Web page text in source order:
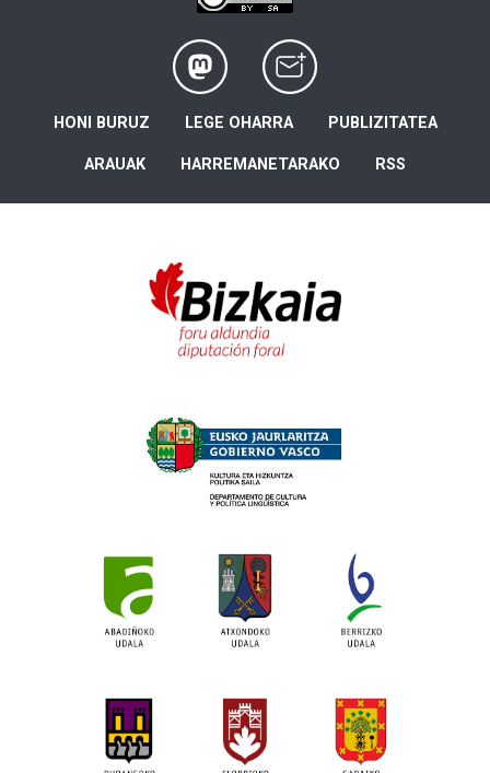
HONI BURUZ LEGE OHARRA PUBLIZITATEA
ARAUAK HARREMANETARAKO RSS